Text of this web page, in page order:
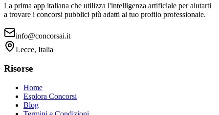
La prima app italiana che utilizza l'intelligenza artificiale per aiutarti
a trovare i concorsi pubblici più adatti al tuo profilo professionale.
info@concorsai.it
Lecce, Italia
Risorse
Home
Esplora Concorsi
Blog